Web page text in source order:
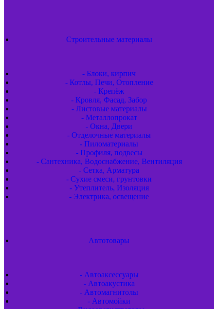
Строительные материалы
- Блоки, кирпич
- Котлы, Печи, Отопление
- Крепёж
- Кровля, Фасад, Забор
- Листовые материалы
- Металлопрокат
- Окна, Двери
- Отделочные материалы
- Пиломатериалы
- Профиля, подвесы
- Сантехника, Водоснабжение, Вентиляция
- Сетка, Арматура
- Сухие смеси, грунтовки
- Утеплитель, Изоляция
- Электрика, освещение
Автотовары
- Автоаксессуары
- Автоакустика
- Автомагнитолы
- Автомойки